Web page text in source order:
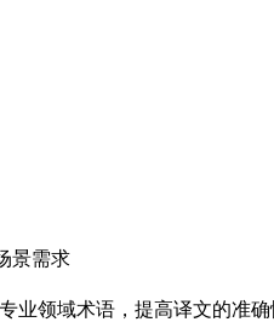
景需求
业领域术语，提高译文的准